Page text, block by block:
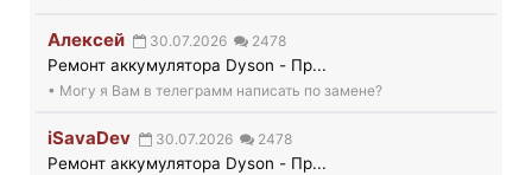
Алексей 30.07.2026 2478
Ремонт аккумулятора Dyson - Пр...
• Могу я Вам в телеграмм написать по замене?
iSavaDev 30.07.2026 2478
Ремонт аккумулятора Dyson - Пр...